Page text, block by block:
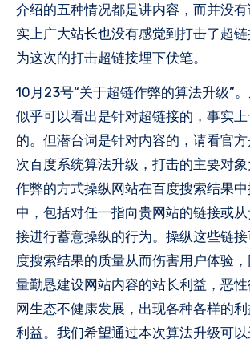
介绍的五种情况都是讲内容，而并没
实上广大站长也没有感觉到打击了超
为这次的打击超链接埋下伏笔。
10月23号“关于超链作弊的算法升级”
似乎可以看出是针对超链接的，事实
的。但潜台词是针对内容的，请看官
次百度系统算法升级，打击的主要对
作弊的方式操纵网站在百度搜索结果
中，包括对任一指向贵网站的链接或
接进行蓄意操纵的行为。操纵这些链
度搜索结果的质量从而伤害用户体验
量勤恳建设网站内容的站长利益，恶
网生态不健康发展，出现各种各样的
利益。我们希望通过本次算法升级可